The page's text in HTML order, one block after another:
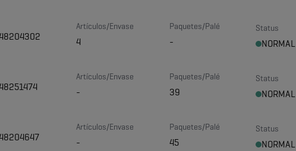
Artículos/Envase
4
Paquetes/Palé
-
Status
NORMAL
Artículos/Envase
-
Paquetes/Palé
39
Status
NORMAL
Artículos/Envase
-
Paquetes/Palé
45
Status
NORMAL